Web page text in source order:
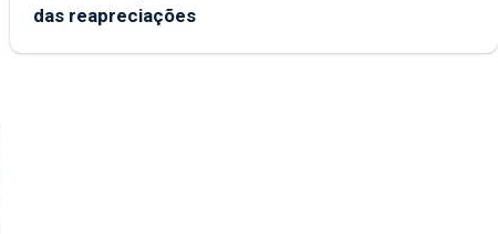
das reapreciações